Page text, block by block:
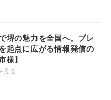
堺の魅力を全国へ。プレ
起点に広がる情報発信の
様】
見る